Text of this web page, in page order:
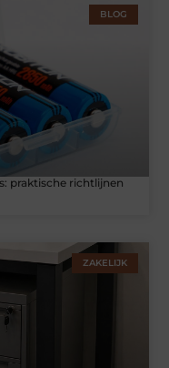
BLOG
praktische richtlijnen
ZAKELIJK